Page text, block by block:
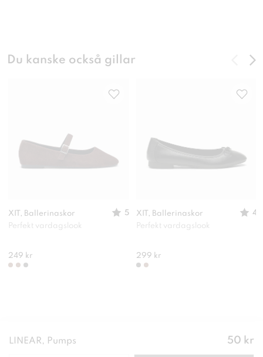
Du kanske också gillar
XIT, Ballerinaskor
5
Perfekt vardagslook
249 kr
XIT, Ballerinaskor
4
Perfekt vardagslook
299 kr
LINEAR, Pumps Pris:
50 kr